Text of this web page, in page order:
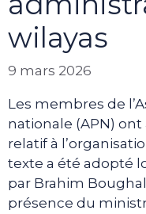
wilayas
9 mars 2026
Les membres de
nationale (APN)
relatif à
texte a été adopté
par Brahim
présence du